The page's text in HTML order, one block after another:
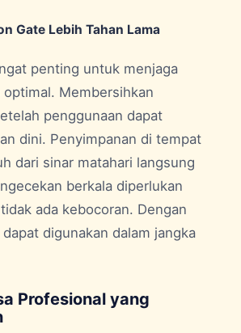
Gate Lebih Tahan Lama
penting untuk menjaga
Membersihkan
penggunaan dapat
dini. Penyimpanan di tempat
dari sinar matahari langsung
berkala diperlukan
ada kebocoran. Dengan
digunakan dalam jangka
Profesional yang